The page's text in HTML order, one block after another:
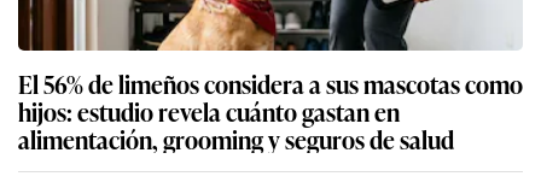
El 56% de limeños considera a sus mascotas como
hijos: estudio revela cuánto gastan en
alimentación, grooming y seguros de salud